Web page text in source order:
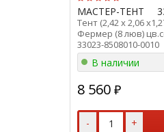
МАСТЕР-ТЕНТ
Тент (2,42 х 2,06
Фермер (8 люв)
33023-8508010-0010
В наличии
8 560 ₽
- +